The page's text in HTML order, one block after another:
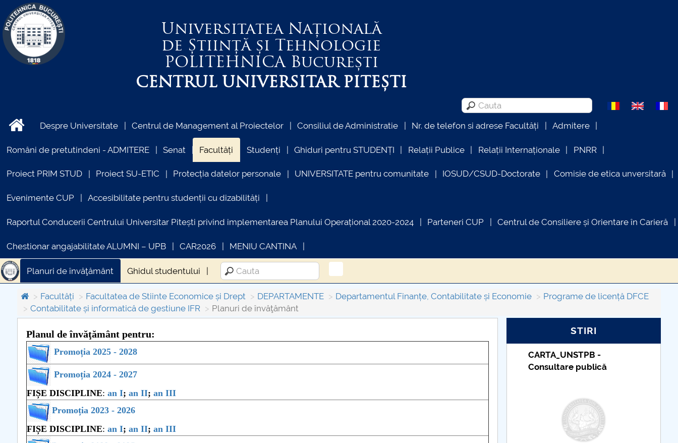
Universitatea Națională
de Știință și Tehnologie
POLITEHNICABucurești
CENTRUL UNIVERSITAR PITEȘTI
Despre Universitate Centrul de Management al Proiectelor Consiliul de Administratie Nr. de telefon si adrese Facultăți Admitere
Români de pretutindeni - ADMITERE Senat Facultăți Studenți Ghiduri pentru STUDENȚI Relații Publice Relații Internaționale PNRR
Proiect PRIM STUD Proiect SU-ETIC Protecția datelor personale UNIVERSITATE pentru comunitate IOSUD/CSUD-Doctorate Comisie de etica unversitară
Evenimente CUP Accesibilitate pentru studenții cu dizabilități
Raportul Conducerii Centrului Universitar Pitești privind implementarea Planului Operațional 2020-2024 Parteneri CUP Centrul de Consiliere și Orientare în Carieră
Chestionar angajabilitate ALUMNI – UPB CAR2026 MENIU CANTINA
Planuri de învăţământ Ghidul studentului
Facultăți Facultatea de Stiinte Economice și Drept DEPARTAMENTE Departamentul Finanțe, Contabilitate și Economie
Programe de licență DFCE
Contabilitate și informatică de gestiune IFR
Planuri de învăţământ
Planul de învăţământ pentru:
Promoția 2025 - 2028
Promoția 2024 - 2027
FIȘE DISCIPLINE: an I; an II; an III
Promoția 2023 - 2026
FIȘE DISCIPLINE: an I; an II; an III
STIRI
COMUNICAT DE PRESA
PRIMSTUD 26.03.2026
Consultare publică
Taxe de școlarizare
indexate – Centrul